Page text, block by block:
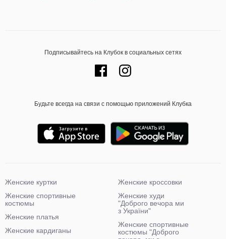
Подписывайтесь на Клубок в социальных сетях
Будьте всегда на связи с помощью приложений Клубка
Женские куртки
Женские спортивные
костюмы
Женские платья
Женские кардиганы
Женские кроссовки
Женские худи
"Доброго вечора ми
з України"
Женские спортивные
костюмы "Доброго